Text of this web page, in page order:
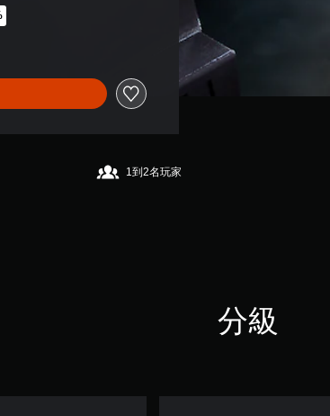
1到2名玩家
分級